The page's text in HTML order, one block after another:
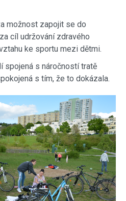
možnost zapojit se do
cíl udržování zdravého
ke sportu mezi dětmi.
spojená s náročností tratě
s tím, že to dokázala.